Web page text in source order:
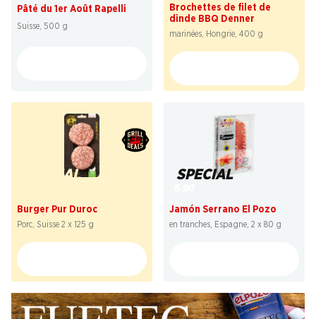
Pâté du 1er Août Rapelli
Suisse, 500 g
Brochettes de filet de
dinde BBQ Denner
marinées, Hongrie, 400 g
SPECIAL
Burger Pur Duroc
Porc, Suisse 2 x 125 g
SPECIAL
Jamón Serrano El Pozo
en tranches, Espagne, 2 x 80 g